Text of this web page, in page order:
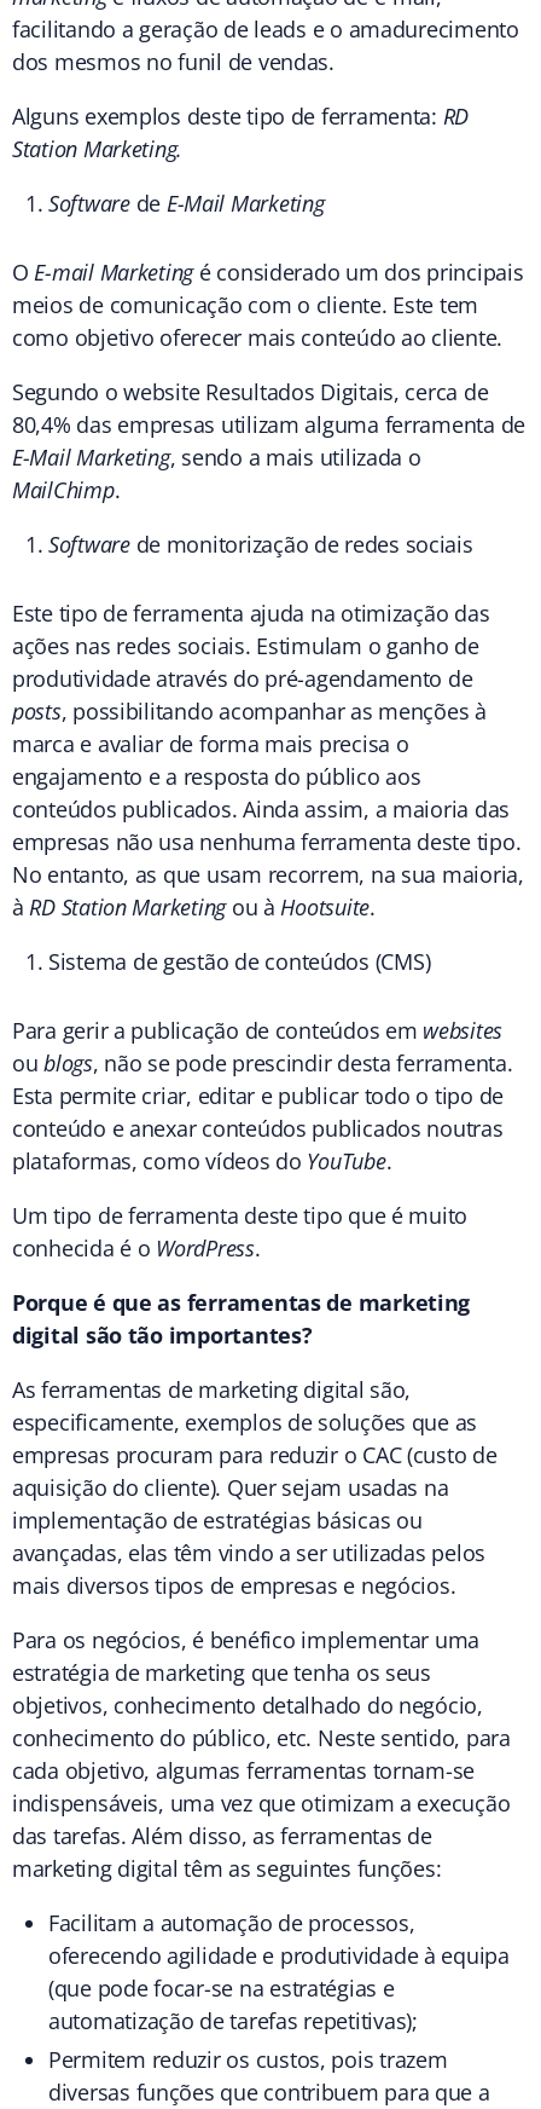
facilitando a geração de leads e o amadurecimento
dos mesmos no funil de vendas.
Alguns exemplos deste tipo de ferramenta: RD
Station Marketing.
Software de E-Mail Marketing
OE-mail Marketingé considerado um dos principais
meios de comunicação com o cliente. Este tem
como objetivo oferecer mais conteúdo ao cliente.
Segundo o website Resultados Digitais, cerca de
80,4% das empresas utilizam alguma ferramenta de
E-Mail Marketing, sendo a mais utilizada o
MailChimp.
Softwarede monitorização de redes sociais
Este tipo de ferramenta ajuda na otimização das
ações nas redes sociais. Estimulam o ganho de
produtividade através do pré-agendamento de
posts, possibilitando acompanhar as menções à
marca e avaliar de forma mais precisa o
engajamento e a resposta do público aos
conteúdos publicados. Ainda assim, a maioria das
empresas não usa nenhuma ferramenta deste tipo.
No entanto, as que usam recorrem, na sua maioria,
àRD Station Marketingou àHootsuite.
Sistema de gestão de conteúdos (CMS)
Para gerir a publicação de conteúdos em websites
oublogs, não se pode prescindir desta ferramenta.
Esta permite criar, editar e publicar todo o tipo de
conteúdo e anexar conteúdos publicados noutras
plataformas, como vídeos do YouTube.
Um tipo de ferramenta deste tipo que é muito
conhecida é o WordPress.
Porque é que as ferramentas de marketing
digital são tão importantes?
As ferramentas de marketing digital são,
especificamente, exemplos de soluções que as
empresas procuram para reduzir o CAC (custo de
aquisição do cliente). Quer sejam usadas na
implementação de estratégias básicas ou
avançadas, elas têm vindo a ser utilizadas pelos
mais diversos tipos de empresas e negócios.
Para os negócios, é benéfico implementar uma
estratégia de marketing que tenha os seus
objetivos, conhecimento detalhado do negócio,
conhecimento do público, etc. Neste sentido, para
cada objetivo, algumas ferramentas tornam-se
indispensáveis, uma vez que otimizam a execução
das tarefas. Além disso, as ferramentas de
marketing digital têm as seguintes funções:
Facilitam a automação de processos,
oferecendo agilidade e produtividade à equipa
(que pode focar-se na estratégias e
automatização de tarefas repetitivas);
Permitem reduzir os custos, pois trazem
diversas funções que contribuem para que a